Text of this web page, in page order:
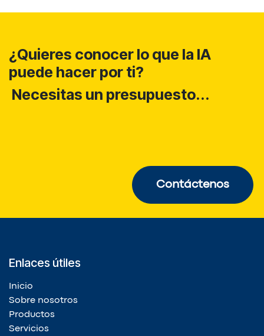
¿Quieres conocer lo que la IA
puede hacer por ti?
Necesitas un presupuesto...
Contáctenos
Enlaces útiles
Inicio
Sobre nosotros
Productos
Servicios